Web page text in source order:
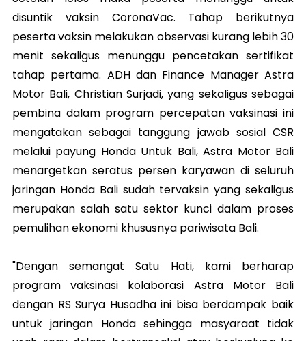
disuntik vaksin CoronaVac. Tahap berikutnya
peserta vaksin melakukan observasi kurang lebih 30
menit sekaligus menunggu pencetakan sertifikat
tahap pertama. ADH dan Finance Manager Astra
Motor Bali, Christian Surjadi, yang sekaligus sebagai
pembina dalam program percepatan vaksinasi ini
mengatakan sebagai tanggung jawab sosial CSR
melalui payung Honda Untuk Bali, Astra Motor Bali
menargetkan seratus persen karyawan di seluruh
jaringan Honda Bali sudah tervaksin yang sekaligus
merupakan salah satu sektor kunci dalam proses
pemulihan ekonomi khususnya pariwisata Bali.
"Dengan semangat Satu Hati, kami berharap
program vaksinasi kolaborasi Astra Motor Bali
dengan RS Surya Husadha ini bisa berdampak baik
untuk jaringan Honda sehingga masyaraat tidak